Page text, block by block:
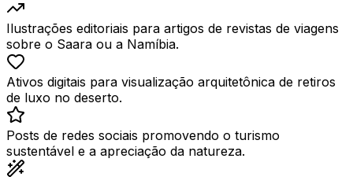
Ilustrações editoriais para artigos de revistas de viagens
sobre o Saara ou a Namíbia.
Ativos digitais para visualização arquitetônica de retiros
de luxo no deserto.
Posts de redes sociais promovendo o turismo
sustentável e a apreciação da natureza.